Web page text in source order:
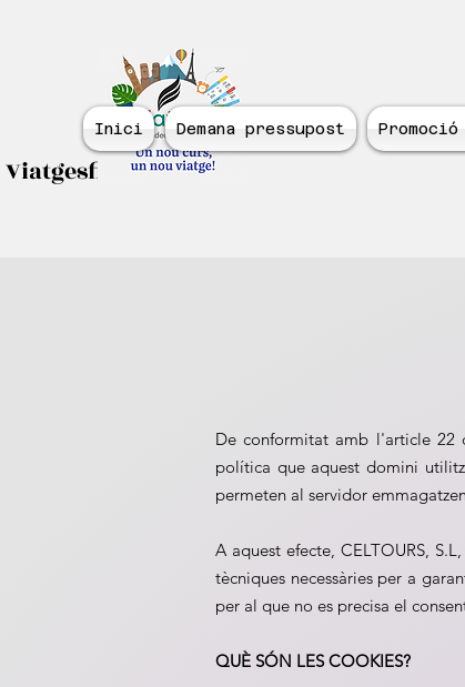
Viatgesfidecurs.com
Inici Demana pressupost
De conformitat amb l'article 22
política que aquest domini
permeten al servidor
A aquest efecte, CELTOURS,
tècniques necessàries per a
per al que no es precisa el
QUÈ SÓN LES COOKIES?